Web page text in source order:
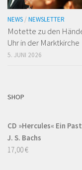
NEWS / NEWSLETTER
Motette zu den
Uhr in der Marktkirche
5. JUNI 2026
SHOP
CD »Hercules« Ein
J. S. Bachs
17,00€